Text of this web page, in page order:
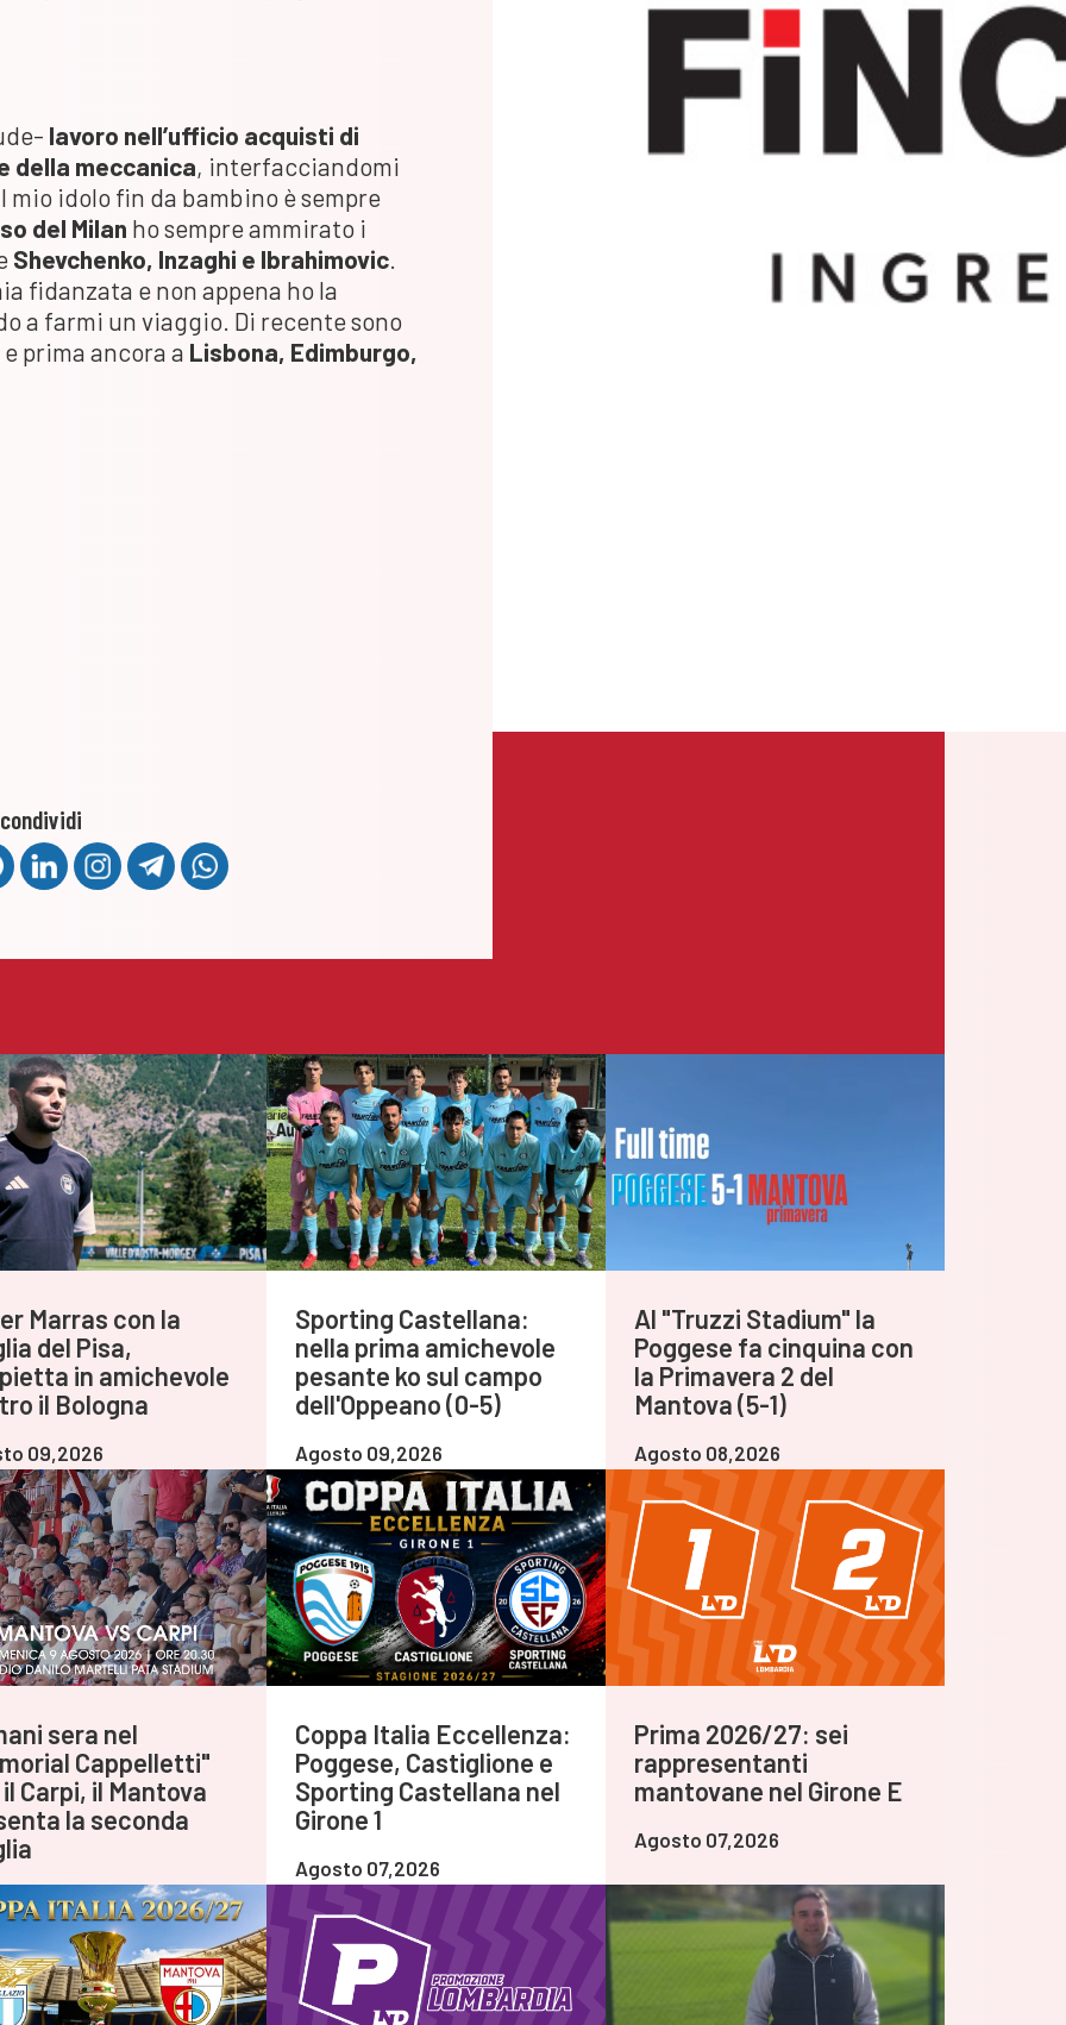
lavoro nell’ufficio acquisti di
della meccanica, interfacciandomi
idolo fin da bambino è sempre
del Milan ho sempre ammirato i
Shevchenko, Inzaghi e Ibrahimovic
fidanzata e non appena ho la
a farmi un viaggio. Di recente sono
e prima ancora a Lisbona, Edimburgo,
condividi
Marras con la
del Pisa,
in amichevole
il Bologna
09,2026
Sporting Castellana:
nella prima amichevole
pesante ko sul campo
dell'Oppeano (0-5)
Agosto 09,2026
Al "Truzzi Stadium" la
Poggese fa cinquina con
la Primavera 2 del
Mantova (5-1)
Agosto 08,2026
sera nel
Cappelletti"
Carpi, il Mantova
la seconda
08,2026
Coppa Italia Eccellenza:
Poggese, Castiglione e
Sporting Castellana nel
Girone 1
Agosto 07,2026
Prima 2026/27: sei
rappresentanti
mantovane nel Girone E
Agosto 07,2026